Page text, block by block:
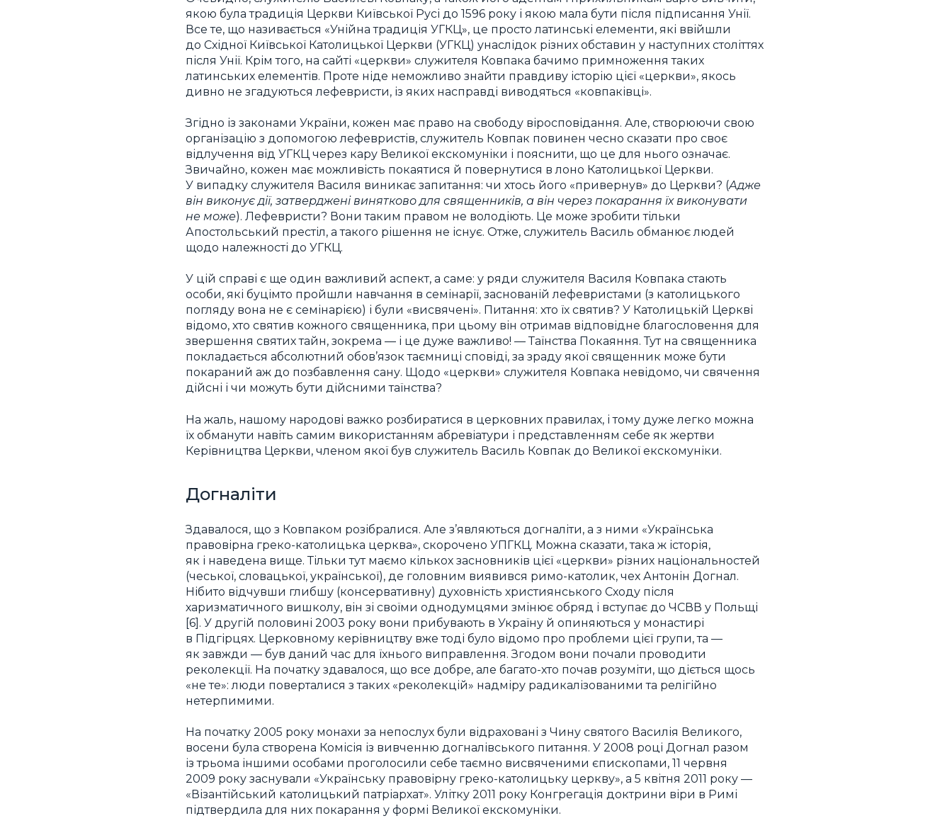
якою була традиція Церкви Київської Русі до 1596 року і якою мала бути після підписання Унії.
Все те, що називається «Унійна традиція УГКЦ», це просто латинські елементи, які ввійшли
до Східної Київської Католицької Церкви (УГКЦ) унаслідок різних обставин у наступних століттях
після Унії. Крім того, на сайті «церкви» служителя Ковпака бачимо примноження таких
латинських елементів. Проте ніде неможливо знайти правдиву історію цієї «церкви», якось
дивно не згадуються лефевристи, із яких насправді виводяться «ковпаківці».
Згідно із законами України, кожен має право на свободу віросповідання. Але, створюючи свою
організацію з допомогою лефевристів, служитель Ковпак повинен чесно сказати про своє
відлучення від УГКЦ через кару Великої екскомуніки і пояснити, що це для нього означає.
Звичайно, кожен має можливість покаятися й повернутися в лоно Католицької Церкви.
У випадку служителя Василя виникає запитання: чи хтось його «привернув» до Церкви? (Адже
він виконує дії, затверджені винятково для священників, а він через покарання їх виконувати
не може). Лефевристи? Вони таким правом не володіють. Це може зробити тільки
Апостольський престіл, а такого рішення не існує. Отже, служитель Василь обманює людей
щодо належності до УГКЦ.
У цій справі є ще один важливий аспект, а саме: у ряди служителя Василя Ковпака стають
особи, які буцімто пройшли навчання в семінарії, заснованій лефевристами (з католицького
погляду вона не є семінарією) і були «висвячені». Питання: хто їх святив? У Католицькій Церкві
відомо, хто святив кожного священника, при цьому він отримав відповідне благословення для
звершення святих тайн, зокрема — і це дуже важливо! — Таїнства Покаяння. Тут на священника
покладається абсолютний обов’язок таємниці сповіді, за зраду якої священник може бути
покараний аж до позбавлення сану. Щодо «церкви» служителя Ковпака невідомо, чи свячення
дійсні і чи можуть бути дійсними таїнства?
На жаль, нашому народові важко розбиратися в церковних правилах, і тому дуже легко можна
їх обманути навіть самим використанням абревіатури і представленням себе як жертви
Керівництва Церкви, членом якої був служитель Василь Ковпак до Великої екскомуніки.
Догналіти
Здавалося, що з Ковпаком розібралися. Але з’являються догналіти, а з ними «Українська
правовірна греко-католицька церква», скорочено УПГКЦ. Можна сказати, така ж історія,
як і наведена вище. Тільки тут маємо кількох засновників цієї «церкви» різних національностей
(чеської, словацької, української), де головним виявився римо-католик, чех Антонін Догнал.
Нібито відчувши глибшу (консервативну) духовність християнського Сходу після
харизматичного вишколу, він зі своїми однодумцями змінює обряд і вступає до ЧСВВ у Польщі
[6]. У другій половині 2003 року вони прибувають в Україну й опиняються у монастирі
в Підгірцях. Церковному керівництву вже тоді було відомо про проблеми цієї групи, та —
як завжди — був даний час для їхнього виправлення. Згодом вони почали проводити
реколекції. На початку здавалося, що все добре, але багато-хто почав розуміти, що діється щось
«не те»: люди поверталися з таких «реколекцій» надміру радикалізованими та релігійно
нетерпимими.
На початку 2005 року монахи за непослух були відраховані з Чину святого Василія Великого,
восени була створена Комісія із вивченню догналівського питання. У 2008 році Догнал разом
із трьома іншими особами проголосили себе таємно висвяченими єпископами, 11 червня
2009 року заснували «Українську правовірну греко-католицьку церкву», а 5 квітня 2011 року —
«Візантійський католицький патріархат». Улітку 2011 року Конгрегація доктрини віри в Римі
підтвердила для них покарання у формі Великої екскомуніки.